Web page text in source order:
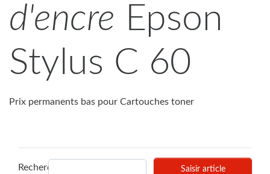
d'encre Epson
Stylus C 60
Prix permanents bas pour Cartouches toner
Recherches Saisir article